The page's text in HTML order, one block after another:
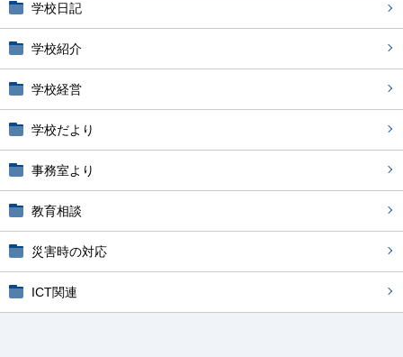
学校日記
学校紹介
学校経営
学校だより
事務室より
教育相談
災害時の対応
ICT関連